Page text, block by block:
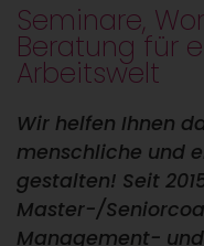
Seminare,
Beratung für
Arbeitswelt
Wir helfen Ihnen
menschliche und
gestalten! Seit
Master-/
Management-